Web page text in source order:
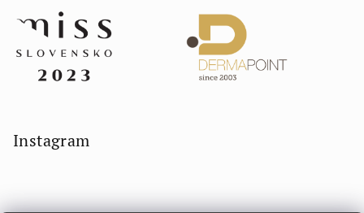
Instagram